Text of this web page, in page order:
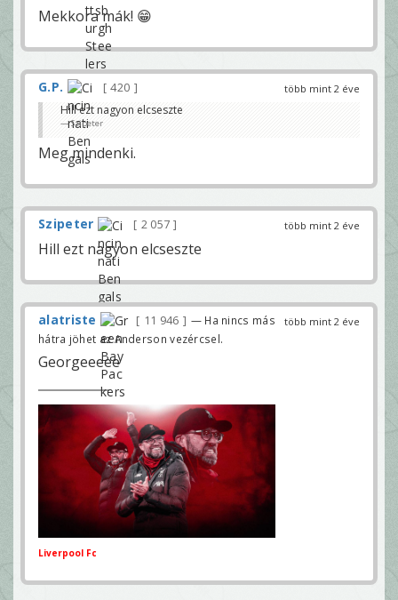
Mekkora mák! 😁
több mint 2 éve
G.P.
420
Hill ezt nagyon elcseszte
Szipeter
Meg mindenki.
több mint 2 éve
Szipeter 2 057
Hill ezt nagyon elcseszte
több mint 2 éve
alatriste 11 946
— Ha nincs más
hátra jöhet az Anderson vezércsel.
Georgeeeee
Liverpool Fc